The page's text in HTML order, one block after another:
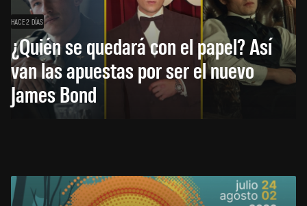
HACE 2 DÍAS
¿Quién se quedará con el papel? Así
van las apuestas por ser el nuevo
James Bond